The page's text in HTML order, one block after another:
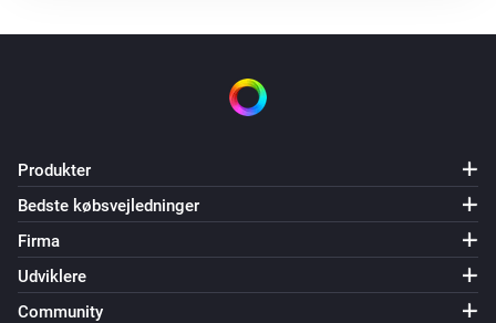
ZXT-600 AC Master
Produkter
Bedste købsvejledninger
Firma
Udviklere
Community